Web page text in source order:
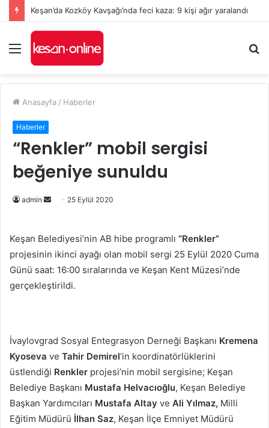
Keşan’da Kozköy Kavşağı’nda feci kaza: 9 kişi ağır yaralandı
Menü
...
Anasayfa / Haberler
Haberler
“Renkler” mobil sergisi
beğeniye sunuldu
admin
Bir
göndermek
25 Eylül 2020
Keşan Belediyesi’nin AB hibe programlı “Renkler”
projesinin ikinci ayağı olan mobil sergi 25 Eylül 2020 Cuma
Günü saat: 16:00 sıralarında ve Keşan Kent Müzesi’nde
gerçekleştirildi.
İvaylovgrad Sosyal Entegrasyon Derneği Başkanı Kremena
Kyoseva ve Tahir Demirel‘in koordinatörlüklerini
üstlendiği Renkler projesi’nin mobil sergisine; Keşan
Belediye Başkanı Mustafa Helvacıoğlu, Keşan Belediye
Başkan Yardımcıları Mustafa Altay ve Ali Yılmaz, Milli
Eğitim Müdürü İlhan Saz, Keşan İlçe Emniyet Müdürü